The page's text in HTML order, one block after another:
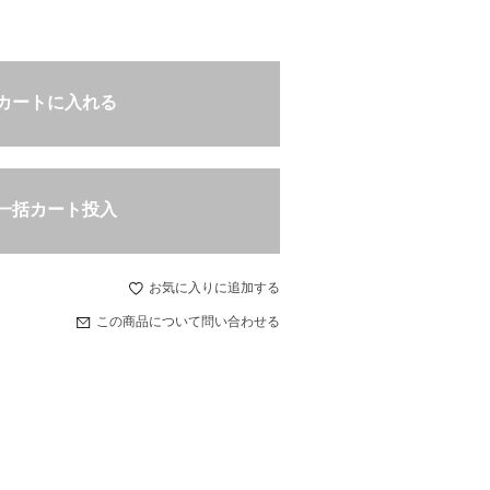
ートに入れる
括カート投入
お気に入りに追加する
この商品について問い合わせる